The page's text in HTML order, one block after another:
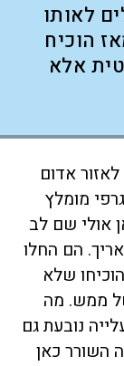
לאותו
מאז הוכיח
אלא
לאזור אדום
מומלץ
אולי שם לב
הם החלו
הוכיחו שלא
ממש. מה
נובעת גם
המלחמה השורר כאן